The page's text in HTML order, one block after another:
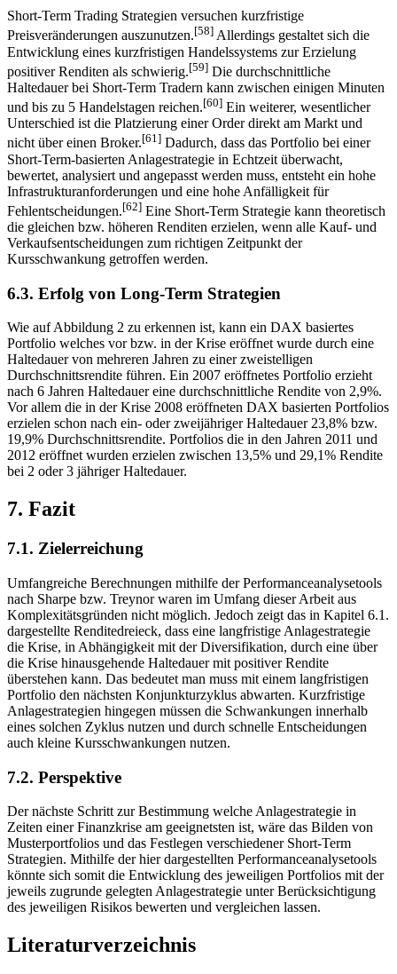
Short-Term Trading Strategien versuchen kurzfristige
Preisveränderungen auszunutzen.[58] Allerdings gestaltet sich die
Entwicklung eines kurzfristigen Handelssystems zur Erzielung
positiver Renditen als schwierig.[59] Die durchschnittliche
Haltedauer bei Short-Term Tradern kann zwischen einigen Minuten
und bis zu 5 Handelstagen reichen.[60] Ein weiterer, wesentlicher
Unterschied ist die Platzierung einer Order direkt am Markt und
nicht über einen Broker.[61] Dadurch, dass das Portfolio bei einer
Short-Term-basierten Anlagestrategie in Echtzeit überwacht,
bewertet, analysiert und angepasst werden muss, entsteht ein hohe
Infrastrukturanforderungen und eine hohe Anfälligkeit für
Fehlentscheidungen.[62] Eine Short-Term Strategie kann theoretisch
die gleichen bzw. höheren Renditen erzielen, wenn alle Kauf- und
Verkaufsentscheidungen zum richtigen Zeitpunkt der
Kursschwankung getroffen werden.
6.3. Erfolg von Long-Term Strategien
Wie auf Abbildung 2 zu erkennen ist, kann ein DAX basiertes
Portfolio welches vor bzw. in der Krise eröffnet wurde durch eine
Haltedauer von mehreren Jahren zu einer zweistelligen
Durchschnittsrendite führen. Ein 2007 eröffnetes Portfolio erzieht
nach 6 Jahren Haltedauer eine durchschnittliche Rendite von 2,9%.
Vor allem die in der Krise 2008 eröffneten DAX basierten Portfolios
erzielen schon nach ein- oder zweijähriger Haltedauer 23,8% bzw.
19,9% Durchschnittsrendite. Portfolios die in den Jahren 2011 und
2012 eröffnet wurden erzielen zwischen 13,5% und 29,1% Rendite
bei 2 oder 3 jähriger Haltedauer.
7. Fazit
7.1. Zielerreichung
Umfangreiche Berechnungen mithilfe der Performanceanalysetools
nach Sharpe bzw. Treynor waren im Umfang dieser Arbeit aus
Komplexitätsgründen nicht möglich. Jedoch zeigt das in Kapitel 6.1.
dargestellte Renditedreieck, dass eine langfristige Anlagestrategie
die Krise, in Abhängigkeit mit der Diversifikation, durch eine über
die Krise hinausgehende Haltedauer mit positiver Rendite
überstehen kann. Das bedeutet man muss mit einem langfristigen
Portfolio den nächsten Konjunkturzyklus abwarten. Kurzfristige
Anlagestrategien hingegen müssen die Schwankungen innerhalb
eines solchen Zyklus nutzen und durch schnelle Entscheidungen
auch kleine Kursschwankungen nutzen.
7.2. Perspektive
Der nächste Schritt zur Bestimmung welche Anlagestrategie in
Zeiten einer Finanzkrise am geeignetsten ist, wäre das Bilden von
Musterportfolios und das Festlegen verschiedener Short-Term
Strategien. Mithilfe der hier dargestellten Performanceanalysetools
könnte sich somit die Entwicklung des jeweiligen Portfolios mit der
jeweils zugrunde gelegten Anlagestrategie unter Berücksichtigung
des jeweiligen Risikos bewerten und vergleichen lassen.
Literaturverzeichnis